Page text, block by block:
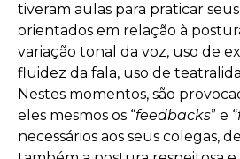
tiveram aulas para praticar
orientados em relação à
variação tonal da voz, uso de
fluidez da fala, uso de
Nestes momentos, são
eles mesmos os “feedbacks” e “
necessários aos seus colegas,